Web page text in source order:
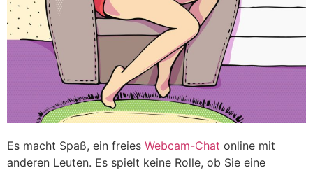
Es macht Spaß, ein freies Webcam-Chat online mit
anderen Leuten. Es spielt keine Rolle, ob Sie eine